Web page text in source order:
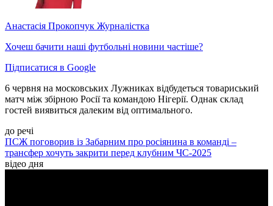
Анастасія Прокопчук Журналістка
Хочеш бачити наші футбольні новини частіше?
Підписатися в Google
6 червня на московських Лужниках відбудеться товариський
матч між збірною Росії та командою Нігерії. Однак склад
гостей виявиться далеким від оптимального.
до речі
ПСЖ поговорив із Забарним про росіянина в команді –
трансфер хочуть закрити перед клубним ЧС-2025
відео дня